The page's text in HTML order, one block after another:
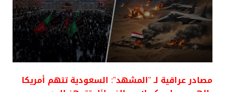
مصادر عراقية لـ "المشهد": السعودية تتهم أمريكا